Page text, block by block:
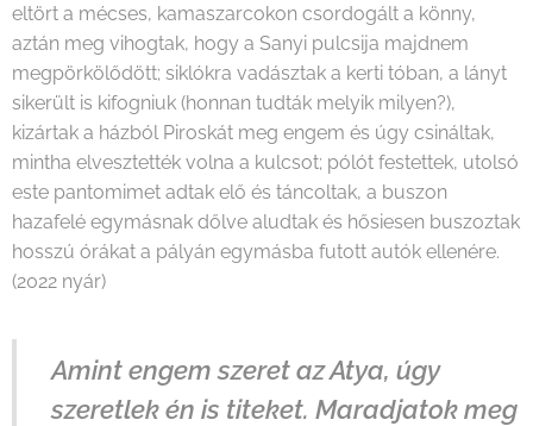
eltört a mécses, kamaszarcokon csordogált a könny,
aztán meg vihogtak, hogy a Sanyi pulcsija majdnem
megpörkölődött; siklókra vadásztak a kerti tóban, a lányt
sikerült is kifogniuk (honnan tudták melyik milyen?),
kizártak a házból Piroskát meg engem és úgy csináltak,
mintha elvesztették volna a kulcsot; pólót festettek, utolsó
este pantomimet adtak elő és táncoltak, a buszon
hazafelé egymásnak dőlve aludtak és hősiesen buszoztak
hosszú órákat a pályán egymásba futott autók ellenére.
(2022 nyár)
Amint engem szeret az Atya, úgy
szeretlek én is titeket. Maradjatok meg